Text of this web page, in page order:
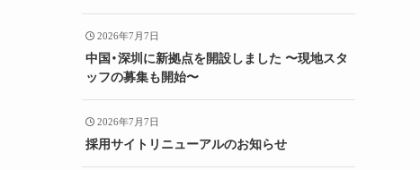
2026年7月7日
中国・深圳に新拠点を開設しました 〜現地スタ
ッフの募集も開始〜
2026年7月7日
採用サイトリニューアルのお知らせ